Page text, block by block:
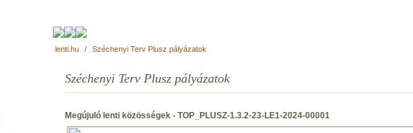
lenti.hu / Széchenyi Terv Plusz pályázatok
Széchenyi Terv Plusz pályázatok
Megújuló lenti közösségek - TOP_PLUSZ-1.3.2-23-LE1-2024-00001